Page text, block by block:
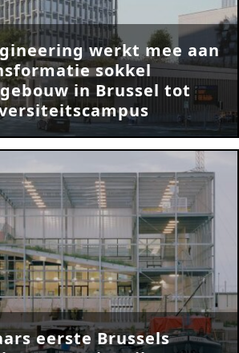
werkt mee aan
sokkel
in Brussel tot
eerste Brussels